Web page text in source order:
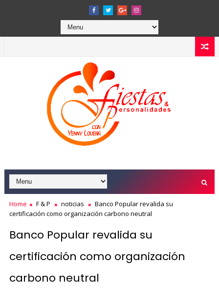
Home F & P noticias
Banco Popular revalida su
certificación como organización carbono neutral
Banco Popular revalida su
certificación como organización
carbono neutral